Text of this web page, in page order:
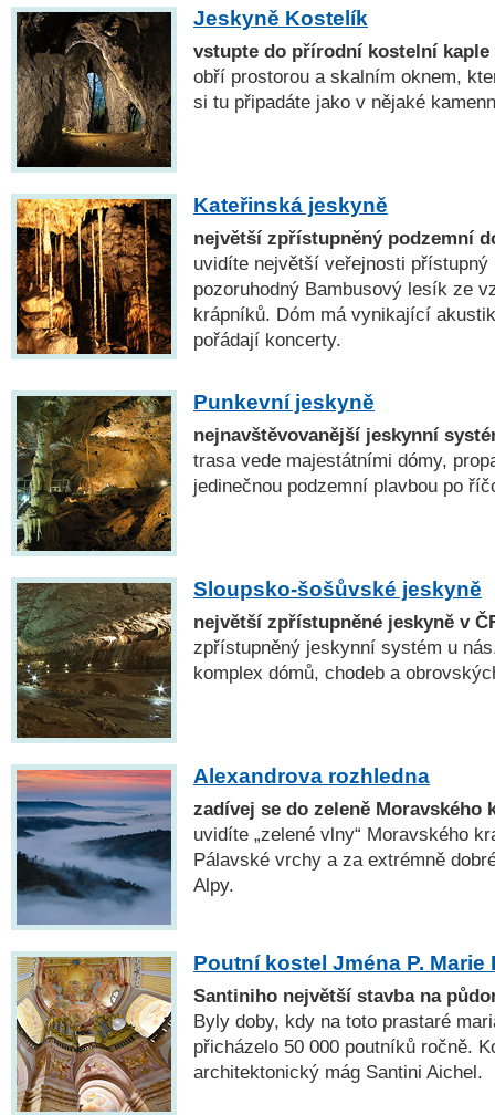
Jeskyně Kostelík
vstupte do přírodní kostelní kaple
obří prostorou a skalním oknem,
si tu připadáte jako v nějaké
Kateřinská jeskyně
největší zpřístupněný podzemní
uvidíte největší veřejnosti přístupný
pozoruhodný Bambusový lesík ze
krápníků. Dóm má vynikající
pořádají koncerty.
Punkevní jeskyně
nejnavštěvovanější jeskynní
trasa vede majestátními dómy,
jedinečnou podzemní plavbou po
Sloupsko-šošůvské jeskyně
největší zpřístupněné jeskyně v
zpřístupněný jeskynní systém u
komplex dómů, chodeb a
Alexandrova rozhledna
zadívej se do zeleně Moravského
uvidíte „zelené vlny“ Moravského
Pálavské vrchy a za extrémně
Alpy.
Poutní kostel Jména P. Marie
Santiniho největší stavba na
Byly doby, kdy na toto prastaré
přicházelo 50 000 poutníků ročně.
architektonický mág Santini Aichel.